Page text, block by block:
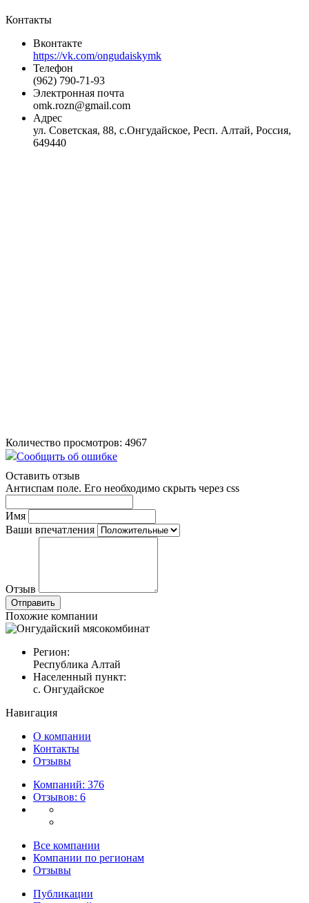
Контакты
Вконтакте
https://vk.com/ongudaiskymk
Телефон
(962) 790-71-93
Электронная почта
omk.rozn@gmail.com
Адрес
ул. Советская, 88, с.Онгудайское, Респ. Алтай, Россия,
649440
Количество просмотров: 4967
Сообщить об ошибке
Оставить отзыв
Антиспам поле. Его необходимо скрыть через css
Имя
Ваши впечатления
Отзыв
Похожие компании
Регион:
Республика Алтай
Населенный пункт:
с. Онгудайское
Навигация
О компании
Контакты
Отзывы
Компаний: 376
Отзывов: 6
Все компании
Компании по регионам
Отзывы
Публикации